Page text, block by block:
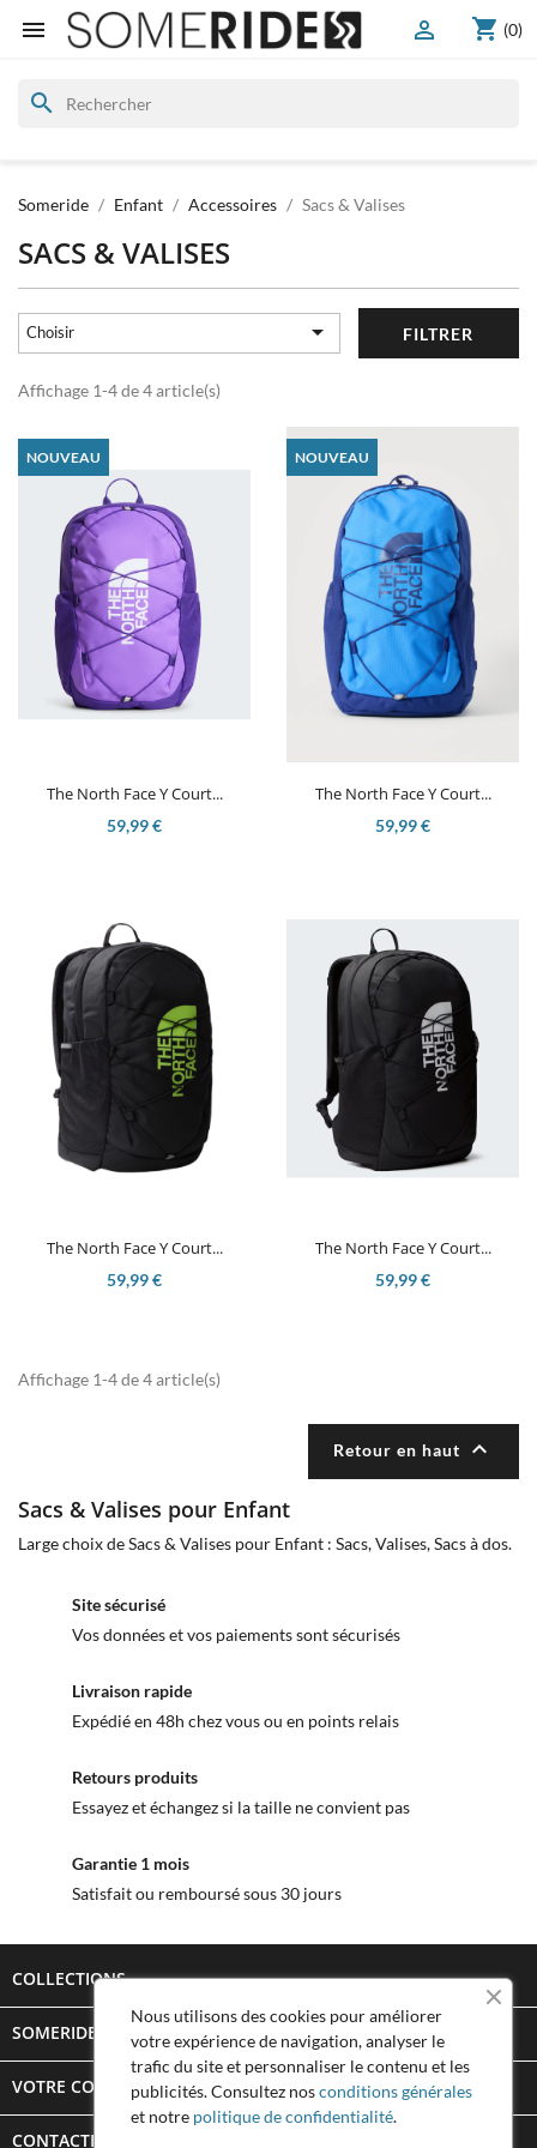
 shopping_cart (0)

search
Someride Enfant Accessoires Sacs & Valises
SACS & VALISES
Choisir  FILTRER
Affichage 1-4 de 4 article(s)
The North Face Y Court...
59,99 €
NOUVEAU
The North Face Y Court...
59,99 €
NOUVEAU
The North Face Y Court...
59,99 €
The North Face Y Court...
59,99 €
Affichage 1-4 de 4 article(s)
Retour en haut 
Sacs & Valises pour Enfant
Large choix de Sacs & Valises pour Enfant : Sacs, Valises, Sacs à dos.
Site sécurisé
Vos données et vos paiements sont sécurisés
Livraison rapide
Expédié en 48h chez vous ou en points relais
Retours produits
Essayez et échangez si la taille ne convient pas
Garantie 1 mois
Satisfait ou remboursé sous 30 jours
COLLECTIONS 
SOMERIDE STORY
VOTRE COMPTE
CONTACTEZ SOMERIDE
Nous utilisons des cookies pour améliorer
votre expérience de navigation, analyser le
trafic du site et personnaliser le contenu et les
publicités. Consultez nosconditions générales
et notre politique de confidentialité.